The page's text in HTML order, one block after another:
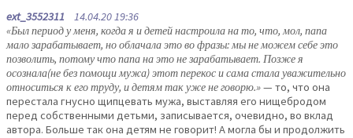
ext_3552311 14.04.20 19:36
«Был период у меня, когда я и детей настроила на то, что, мол, папа
мало зарабатывает, но облачала это во фразы: мы не можем себе это
позволить, потому что папа на это не зарабатывает. Позже я
осознала(не без помощи мужа) этот перекос и сама стала уважительно
относиться к его труду, и детям так уже не говорю.»— то, что она
перестала гнусно щипцевать мужа, выставляя его нищебродом
перед собственными детьми, записывается, очевидно, во вклад
автора. Больше так она детям не говорит! А могла бы и продолжить